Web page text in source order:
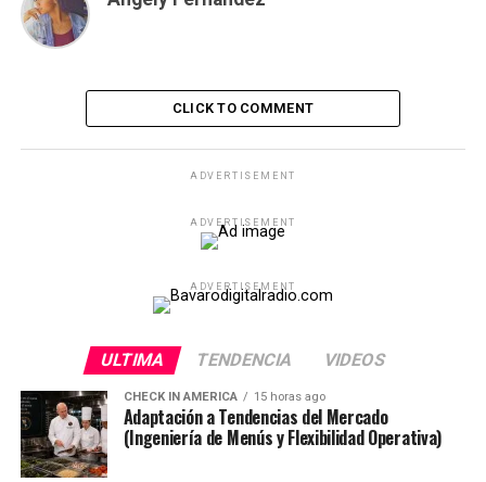
CLICK TO COMMENT
ADVERTISEMENT
ADVERTISEMENT
ADVERTISEMENT
ULTIMA TENDENCIA VIDEOS
CHECK IN AMERICA 15 horas ago
Adaptación a Tendencias del Mercado
(Ingeniería de Menús y Flexibilidad Operativa)